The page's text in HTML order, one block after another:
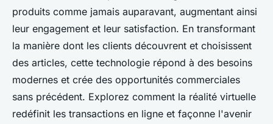
produits comme jamais auparavant, augmentant ainsi
leur engagement et leur satisfaction. En transformant
la manière dont les clients découvrent et choisissent
des articles, cette technologie répond à des besoins
modernes et crée des opportunités commerciales
sans précédent. Explorez comment la réalité virtuelle
redéfinit les transactions en ligne et façonne l'avenir